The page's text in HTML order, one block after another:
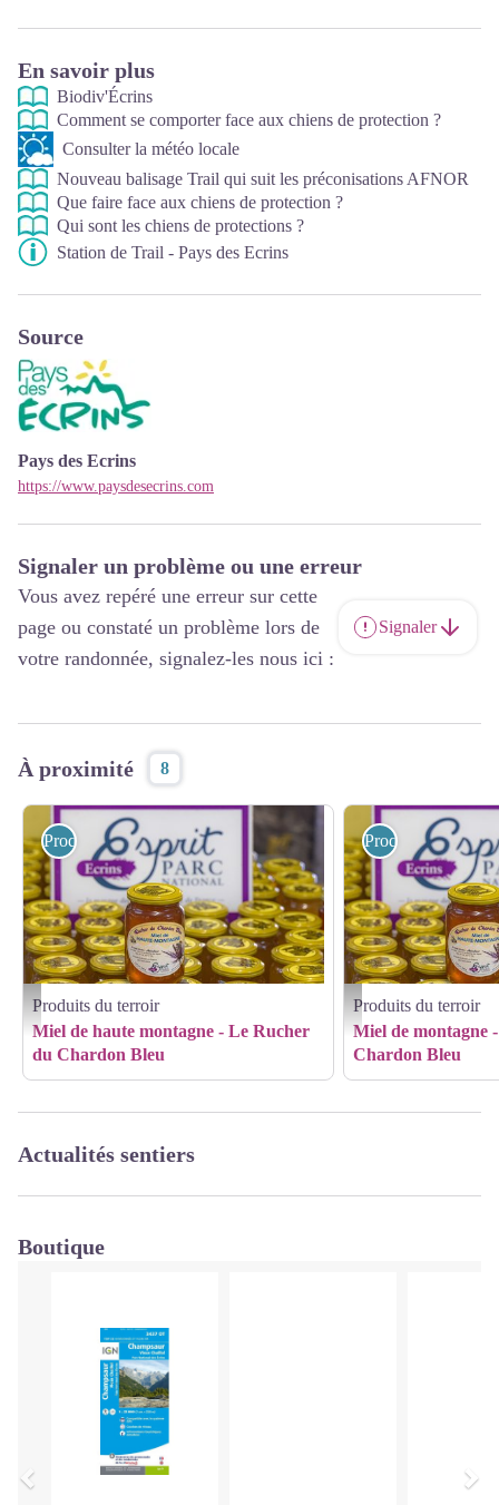
En savoir plus
Biodiv'Écrins
Comment se comporter face aux chiens de protection ?
Consulter la météo locale
Nouveau balisage Trail qui suit les préconisations AFNOR
Que faire face aux chiens de protection ?
Qui sont les chiens de protections ?
Station de Trail - Pays des Ecrins
Source
Pays des Ecrins
https://www.paysdesecrins.com
Signaler un problème ou une erreur
Vous avez repéré une erreur sur cette
page ou constaté un problème lors de
votre randonnée, signalez-les nous ici :
Signaler
À proximité 8
©Bodin Bertrand
Produits du terroir
Produits du terroir
Miel de haute montagne - Le Rucher
du Chardon Bleu
©Bodin Bertrand
Produits du terroir
Produits du terroir
Miel de montagne
Chardon Bleu
Actualités sentiers
Boutique